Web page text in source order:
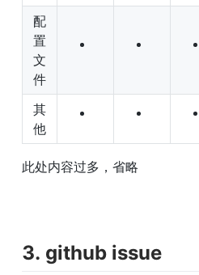
配
置
文
件
其
他
此处内容过多，省略
3. github issue